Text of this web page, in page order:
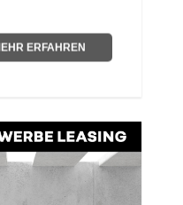
ERFAHREN